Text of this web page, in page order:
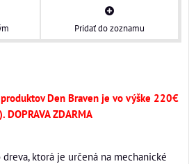
Pridať do zoznamu
Den Braven je vo výške 220€
ZDARMA
ktorá je určená na mechanické